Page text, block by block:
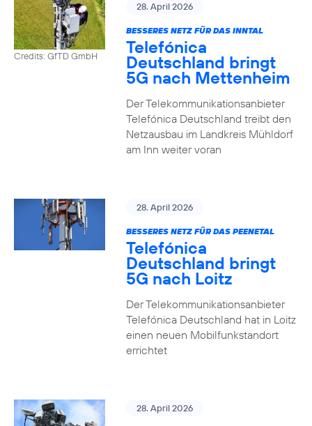
Credits: GfTD GmbH
28. April 2026
BESSERES NETZ FÜR DAS INNTAL
Telefónica
Deutschland bringt
5G nach Mettenheim
Der Telekommunikationsanbieter
Telefónica Deutschland treibt den
Netzausbau im Landkreis Mühldorf
am Inn weiter voran
28. April 2026
BESSERES NETZ FÜR DAS PEENETAL
Telefónica
Deutschland bringt
5G nach Loitz
Der Telekommunikationsanbieter
Telefónica Deutschland hat in Loitz
einen neuen Mobilfunkstandort
errichtet
28. April 2026